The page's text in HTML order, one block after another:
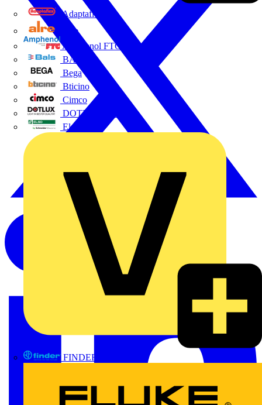
Adaptaflex
Alre
Amphenol FTG
BALS
Bega
Bticino
Cimco
DOTLUX GmbH
Elso
FINDER